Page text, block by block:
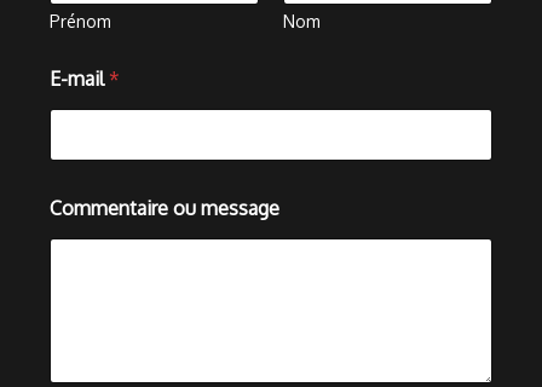
Prénom Nom
u
C
m
e
n
t
E-mail *
Commentaire ou message